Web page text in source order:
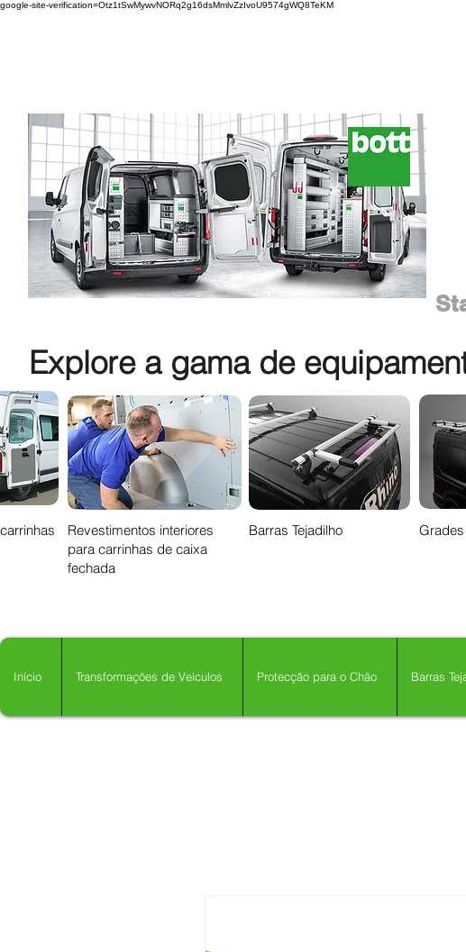
google-site-verification=Otz1tSwMywvNORq2g16dsMmlvZzIvoU9574gWQ8TeKM
Explore a gama de
Revestimentos interiores
para carrinhas de caixa
fechada
Barras Tejadilho
Início Transformações de Veículos Protecção para o Chão Barras